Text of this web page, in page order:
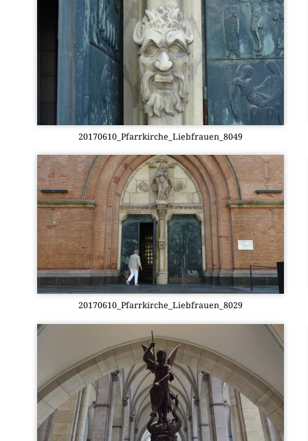
20170610_Pfarrkirche_Liebfrauen_8049
20170610_Pfarrkirche_Liebfrauen_8029